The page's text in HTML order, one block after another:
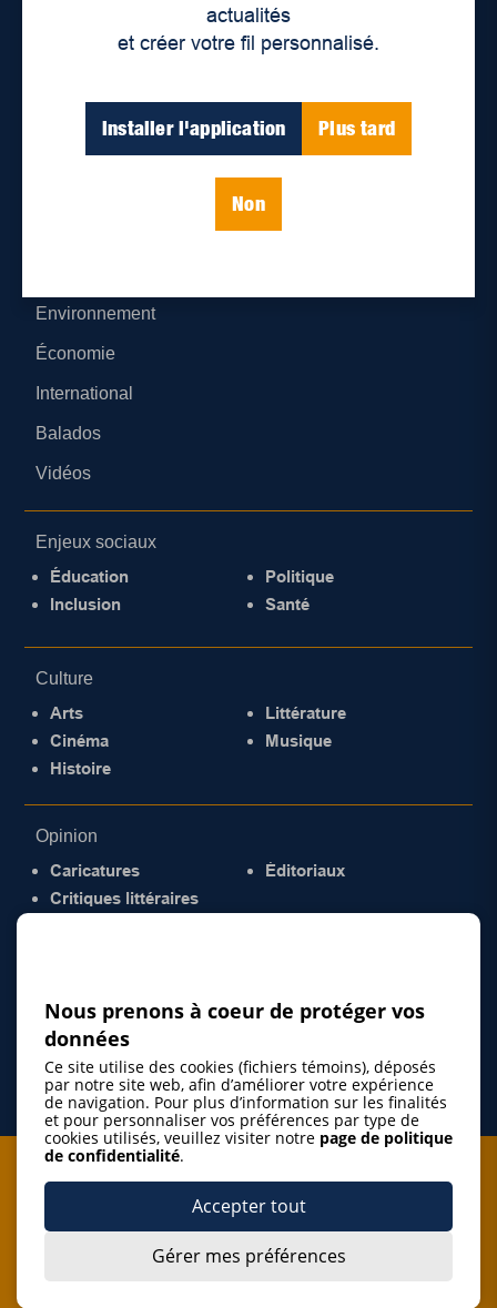
actualités
et créer votre fil personnalisé.
Installer l'application Plus tard
Non
Parutions numériques
Environnement
Économie
International
Balados
Vidéos
Enjeux sociaux
Éducation
Inclusion
Politique
Santé
Culture
Arts
Cinéma
Histoire
Littérature
Musique
Opinion
Caricatures
Critiques littéraires
Éditoriaux
Je m'abonne à l'infolettre
J’accepte de m’abonner à l’infolettre de La Gazette de la
Nous prenons à coeur de protéger vos
données
Ce site utilise des cookies (fichiers témoins), déposés
par notre site web, afin d’améliorer votre expérience
de navigation. Pour plus d’information sur les finalités
et pour personnaliser vos préférences par type de
cookies utilisés, veuillez visiter notre page de politique
de confidentialité.
Accepter tout
Gérer mes préférences